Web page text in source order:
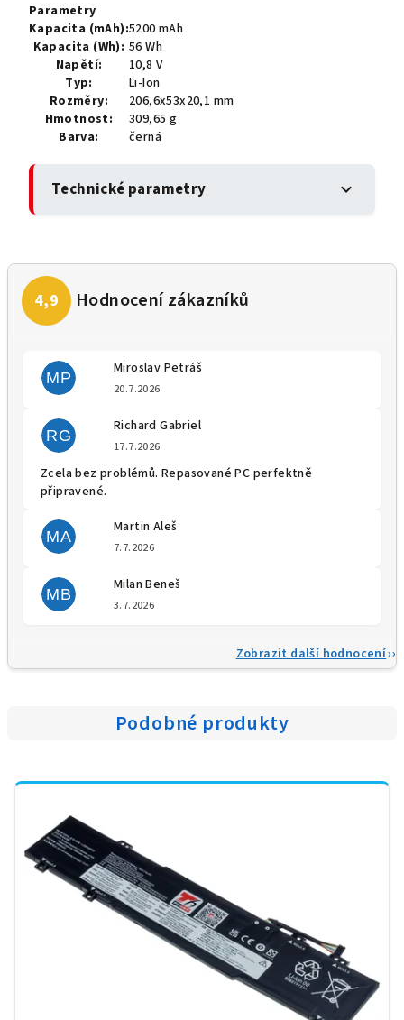
Parametry
Kapacita (mAh):5200 mAh
Kapacita (Wh): 56 Wh
Napětí:
10,8 V
Typ:
Li-Ion
Rozměry:
206,6x53x20,1 mm
Hmotnost:
309,65 g
Barva:
černá
Technické parametry expand_more
MP
Miroslav Petráš
20.7.2026
RG
Richard Gabriel
17.7.2026
Zcela bez problémů. Repasované PC perfektně
připravené.
MA
Martin Aleš
7.7.2026
MB
Milan Beneš
3.7.2026
Zobrazit další hodnocení
Podobné produkty